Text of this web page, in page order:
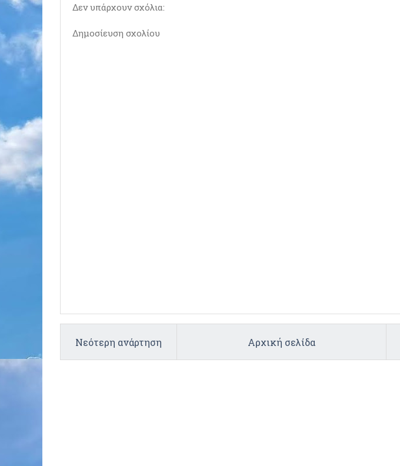
Δεν υπάρχουν σχόλια:
Δημοσίευση σχολίου
Νεότερη ανάρτηση Αρχική σελίδα